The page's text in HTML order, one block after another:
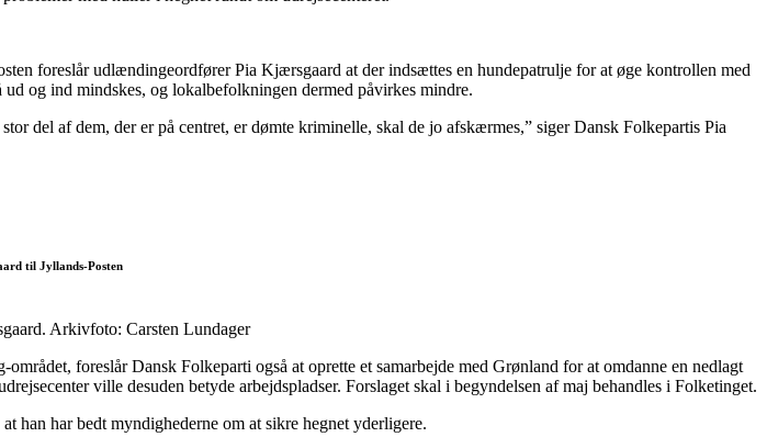
foreslår udlændingeordfører Pia Kjærsgaard at der indsættes en hundepatrulje for at øge kontrollen med
og ind mindskes, og lokalbefolkningen dermed påvirkes mindre.
del af dem, der er på centret, er dømte kriminelle, skal de jo afskærmes,” siger Dansk Folkepartis Pia
til Jyllands-Posten
Arkivfoto: Carsten Lundager
foreslår Dansk Folkeparti også at oprette et samarbejde med Grønland for at omdanne en nedlagt
ville desuden betyde arbejdspladser. Forslaget skal i begyndelsen af maj behandles i Folketinget.
han har bedt myndighederne om at sikre hegnet yderligere.